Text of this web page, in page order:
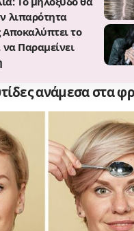
λιπαρότητα
Αποκαλύπτει το
Παραμείνει
ανάμεσα στα